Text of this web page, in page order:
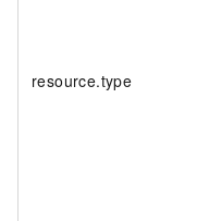
resource.type